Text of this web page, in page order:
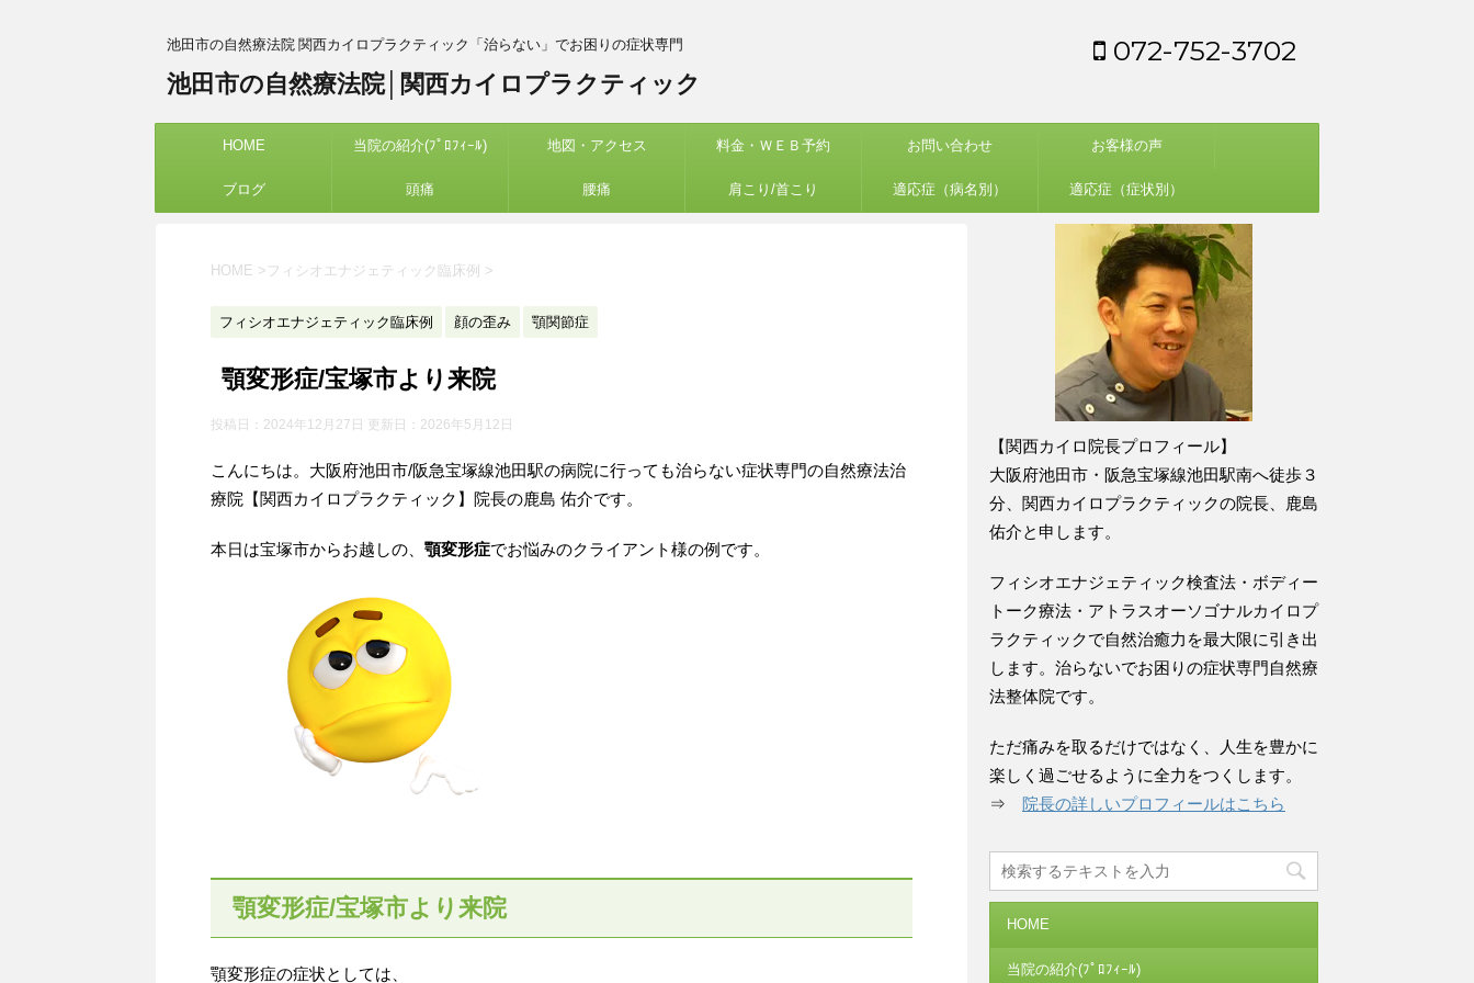
池田市の自然療法院 関西カイロプラクティック「治らない」でお困りの症状専門
池田市の自然療法院│関西カイロプラクティック
072-752-3702
HOME 当院の紹介(ﾌﾟﾛﾌｨｰﾙ) 地図・アクセス 料金・ＷＥＢ予約 お問い合わせ お客様の声
ブログ 頭痛 腰痛 肩こり/首こり 適応症（病名別） 適応症（症状別）
HOME > フィシオエナジェティック臨床例 >
フィシオエナジェティック臨床例 顔の歪み 顎関節症
顎変形症/宝塚市より来院
投稿日：2024年12月27日 更新日： 2026年5月12日
こんにちは。大阪府池田市/阪急宝塚線池田駅の病院に行っても治らない症状専門の自然療法治
療院【関西カイロプラクティック】院長の鹿島 佑介です。
本日は宝塚市からお越しの、 顎変形症でお悩みのクライアント様の例です。
顎変形症/宝塚市より来院
顎変形症の症状としては、
【関西カイロ院長プロフィール】
大阪府池田市・阪急宝塚線池田駅南へ徒歩３
分、関西カイロプラクティックの院長、鹿島
佑介と申します。
フィシオエナジェティック検査法・ボディー
トーク療法・アトラスオーソゴナルカイロプ
ラクティックで自然治癒力を最大限に引き出
します。治らないでお困りの症状専門自然療
法整体院です。
ただ痛みを取るだけではなく、人生を豊かに
楽しく過ごせるように全力をつくします。
⇒ 院長の詳しいプロフィールはこちら
HOME
当院の紹介(ﾌﾟﾛﾌｨｰﾙ)